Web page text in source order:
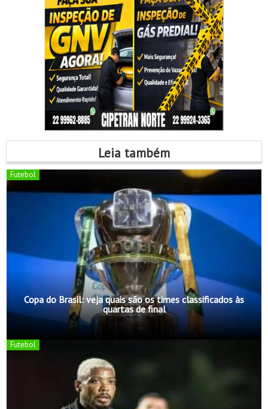
Leia também
Futebol
Copa do Brasil: veja quais são os times classificados às
quartas de final
Futebol